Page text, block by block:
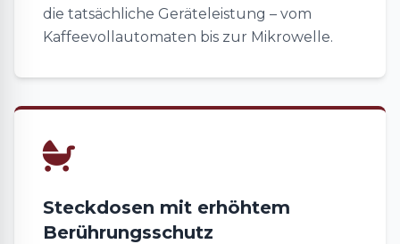
die tatsächliche Geräteleistung – vom
Kaffeevollautomaten bis zur Mikrowelle.
Steckdosen mit erhöhtem
Berührungsschutz